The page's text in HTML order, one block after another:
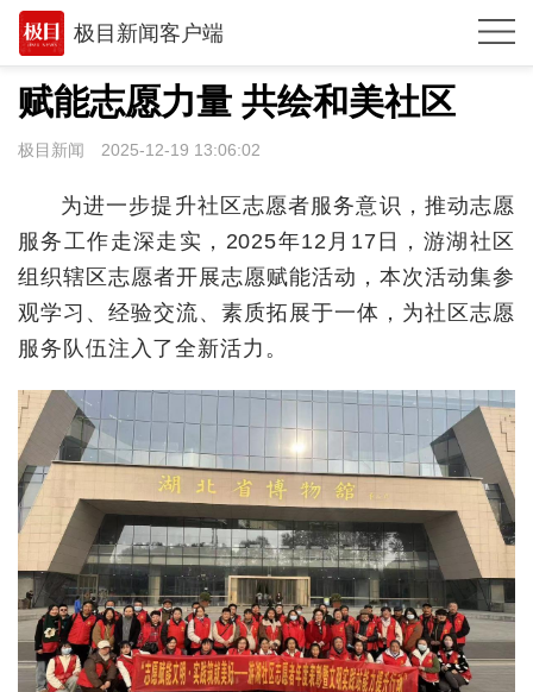
极目新闻客户端
推荐
观点
湖北
武汉
世相
专题
极客圈
经济
城建
科教
健康
赋能志愿力量 共绘和美社区
极目新闻 2025-12-19 13:06:02
为进一步提升社区志愿者服务意识，推动志愿
服务工作走深走实，2025年12月17日，游湖社区
组织辖区志愿者开展志愿赋能活动，本次活动集参
观学习、经验交流、素质拓展于一体，为社区志愿
服务队伍注入了全新活力。